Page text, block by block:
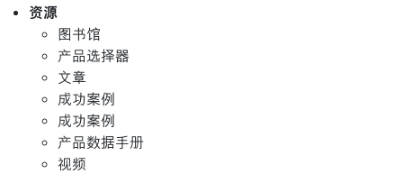
资源
图书馆
产品选择器
文章
成功案例
成功案例
产品数据手册
视频